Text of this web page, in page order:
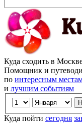
Куда сходить в
Помощник и
по интересным
и лучшим событиям
Куда пойти сегодня